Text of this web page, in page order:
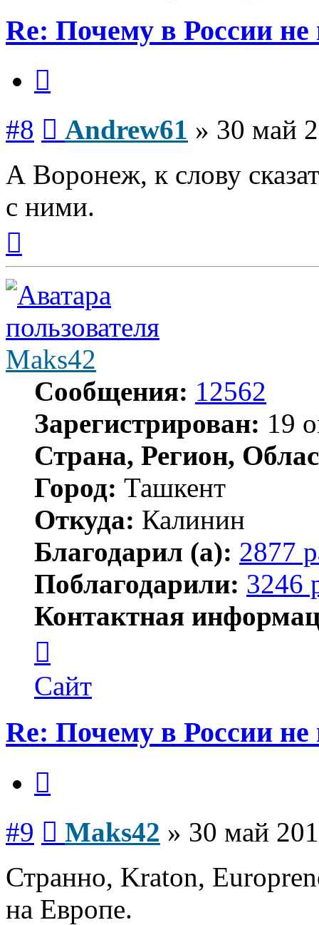
Re: Почему в России не
#8 Andrew61 » 30 май
А Воронеж, к слову
с ними.
началу
Maks42
Сообщения: 12562
Зарегистрирован: 19
Страна, Регион,
Город: Ташкент
Откуда: Калинин
Благодарил (а): 2877
Поблагодарили: 3246
Контактная
пользователя
Maks42
Сайт
Re: Почему в России не
#9 Maks42 » 30 май
Странно, Kraton,
на Европе.